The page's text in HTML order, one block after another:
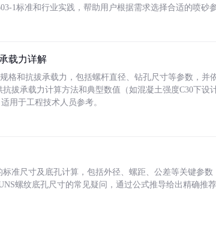
1标准和行业实践，帮助用户根据需求选择合适的喷砂参
载力详解
格和抗拔承载力，包括螺杆直径、钻孔尺寸等参数，并
抗拔承载力计算方法和典型数值（如混凝土强度C30下设
用于工程技术人员参考。
标准尺寸及底孔计算，包括外径、螺距、公差等关键参
螺纹底孔尺寸的常见疑问，通过公式推导给出精确推